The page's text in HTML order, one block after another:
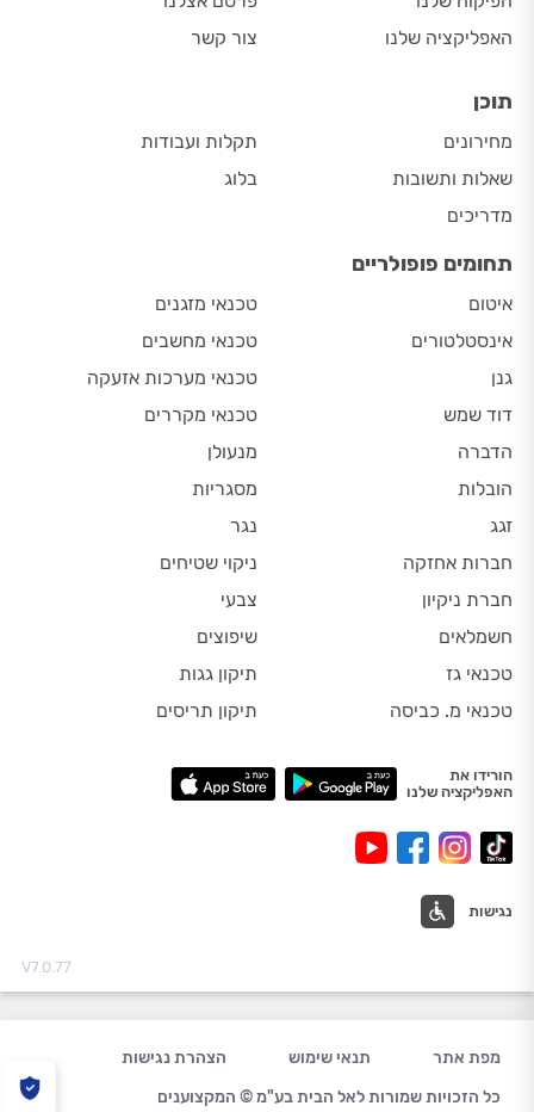
האפליקציה שלנו
צור קשר
תוכן
מחירונים
שאלות ותשובות
מדריכים
תקלות ועבודות
בלוג
תחומים פופולריים
איטום
אינסטלטורים
גנן
דוד שמש
הדברה
הובלות
זגג
חברות אחזקה
חברת ניקיון
חשמלאים
טכנאי גז
טכנאי מ. כביסה
טכנאי מזגנים
טכנאי מחשבים
טכנאי מערכות אזעקה
טכנאי מקררים
מנעולן
מסגריות
נגר
ניקוי שטיחים
צבעי
שיפוצים
תיקון גגות
תיקון תריסים
הורידו את
האפליקציה שלנו
נגישות
V7.0.77
מפת אתר תנאי שימוש
הצהרת נגישות
כל הזכויות שמורות לאל הבית בע"מ © המקצוענים